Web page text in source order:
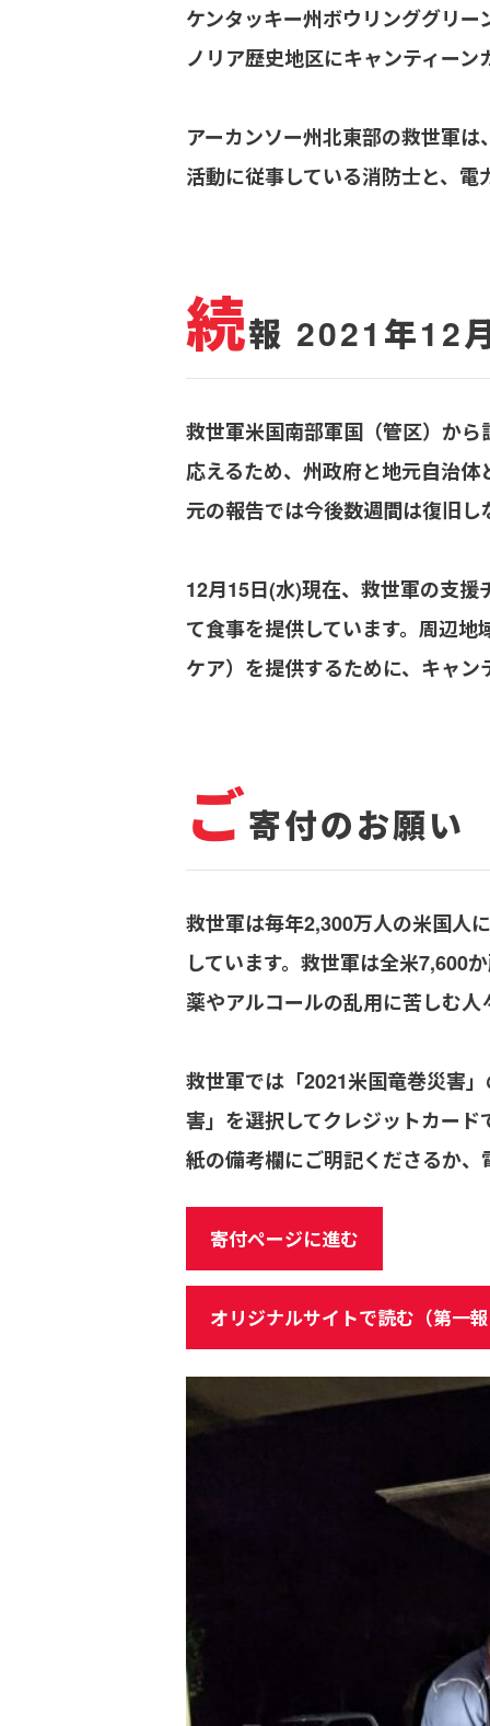
ケンタッキー州ボウリンググリ
ノリア歴史地区にキャンティー
アーカンソー州北東部の救世軍
活動に従事している消防士と、
続報 2021年12
救世軍米国南部軍国（管区）か
応えるため、州政府と地元自治
元の報告では今後数週間は復旧し
12月15日(水)現在、救世軍の支
て食事を提供しています。周辺
ケア）を提供するために、キャ
ご寄付のお願い
救世軍は毎年2,300万人の米国人
しています。救世軍は全米7,600
薬やアルコールの乱用に苦しむ
救世軍では「2021米国竜巻災害
害」を選択してクレジットカー
紙の備考欄にご明記くださるか
寄付ページに進む
オリジナルサイトで読む（第一